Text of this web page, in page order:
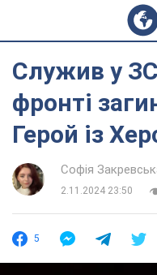
Служив у
фронті
Герой із
Софія
2.11.2024 23:50
5